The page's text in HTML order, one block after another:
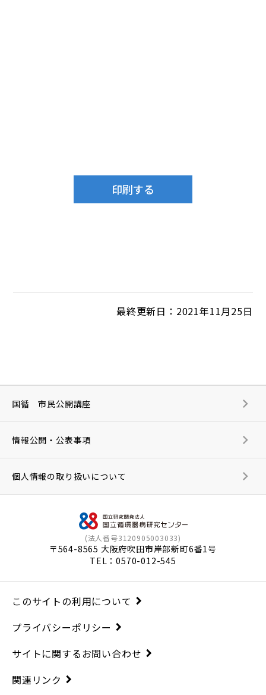
最終更新日：2021年11月25日
(法人番号3120905003033)
〒564-8565 大阪府吹田市岸部新町6番1号
TEL：0570-012-545
国循 市民公開講座
情報公開・公表事項
個人情報の取り扱いについて
このサイトの利用について
プライバシーポリシー
サイトに関するお問い合わせ
関連リンク